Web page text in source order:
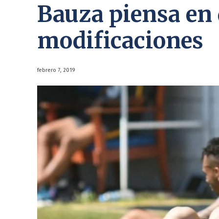
Bauza piensa en
modificaciones
febrero 7, 2019